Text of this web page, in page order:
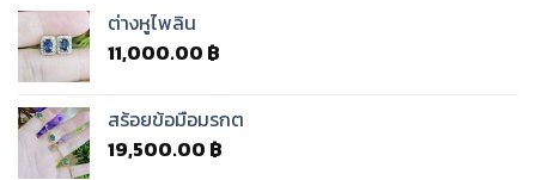
ต่างหูไพลิน
11,000.00 ฿
สร้อยข้อมือมรกต
19,500.00 ฿